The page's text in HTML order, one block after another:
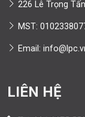
226 Lê Trọng
MST:
Email:
LIÊN HỆ